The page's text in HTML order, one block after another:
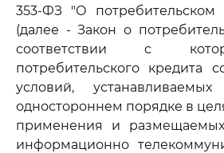
353-ФЗ "О потребительском
(далее - Закон о
соответствии с
потребительского кредита
условий,
одностороннем порядке в
применения и
информационно